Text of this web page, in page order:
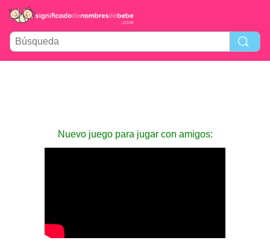
Nuevo juego para jugar con amigos: